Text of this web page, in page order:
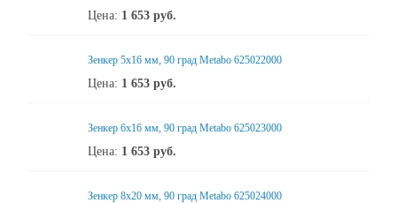
Цена: 1 653 руб.
Зенкер 5x16 мм, 90 град Metabo 625022000
Цена: 1 653 руб.
Зенкер 6x16 мм, 90 град Metabo 625023000
Цена: 1 653 руб.
Зенкер 8x20 мм, 90 град Metabo 625024000